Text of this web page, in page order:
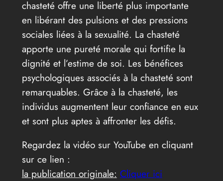
chasteté offre une liberté plus importante
en libérant des pulsions et des pressions
sociales liées à la sexualité. La chasteté
apporte une pureté morale qui fortifie la
dignité et l’estime de soi. Les bénéfices
psychologiques associés à la chasteté sont
remarquables. Grâce à la chasteté, les
individus augmentent leur confiance en eux
et sont plus aptes à affronter les défis.
Regardez la vidéo sur YouTube en cliquant
sur ce lien :
la publication originale: Cliquer ici